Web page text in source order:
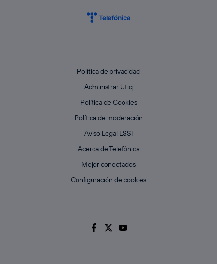
Política de privacidad
Administrar Utiq
Política de Cookies
Política de moderación
Aviso Legal LSSI
Acerca de Telefónica
Mejor conectados
Configuración de cookies